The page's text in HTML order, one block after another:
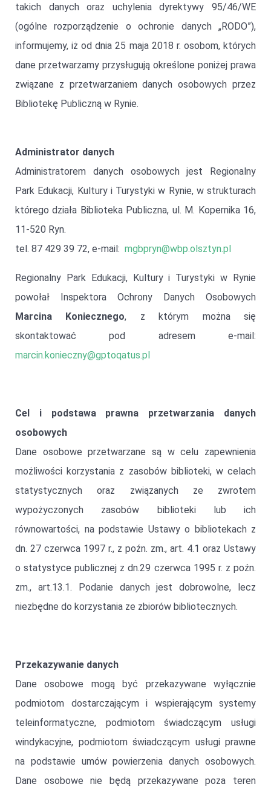
takich danych oraz uchylenia dyrektywy 95/46/WE
(ogólne rozporządzenie o ochronie danych „RODO”),
informujemy, iż od dnia 25 maja 2018 r. osobom, których
dane przetwarzamy przysługują określone poniżej prawa
związane z przetwarzaniem danych osobowych przez
Bibliotekę Publiczną w Rynie.
Administrator danych
Administratorem danych osobowych jest Regionalny
Park Edukacji, Kultury i Turystyki w Rynie, w strukturach
którego działa Biblioteka Publiczna, ul. M. Kopernika 16,
11-520 Ryn.
tel. 87 429 39 72, e-mail: mgbpryn@wbp.olsztyn.pl
Regionalny Park Edukacji, Kultury i Turystyki w Rynie
powołał Inspektora Ochrony Danych Osobowych
Marcina Koniecznego, z którym można się
skontaktować pod adresem e-mail:
marcin.konieczny@gptoqatus.pl
Cel i podstawa prawna przetwarzania danych
osobowych
Dane osobowe przetwarzane są w celu zapewnienia
możliwości korzystania z zasobów biblioteki, w celach
statystycznych oraz związanych ze zwrotem
wypożyczonych zasobów biblioteki lub ich
równowartości, na podstawie Ustawy o bibliotekach z
dn. 27 czerwca 1997 r., z poźn. zm., art. 4.1 oraz Ustawy
o statystyce publicznej z dn.29 czerwca 1995 r. z poźn.
zm., art.13.1. Podanie danych jest dobrowolne, lecz
niezbędne do korzystania ze zbiorów bibliotecznych.
Przekazywanie danych
Dane osobowe mogą być przekazywane wyłącznie
podmiotom dostarczającym i wspierającym systemy
teleinformatyczne, podmiotom świadczącym usługi
windykacyjne, podmiotom świadczącym usługi prawne
na podstawie umów powierzenia danych osobowych.
Dane osobowe nie będą przekazywane poza teren